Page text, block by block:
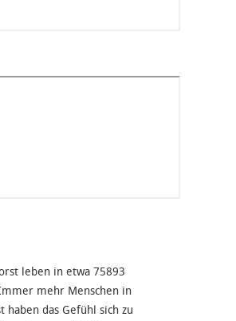
leben in etwa 75893
mehr Menschen in
haben das Gefühl sich zu